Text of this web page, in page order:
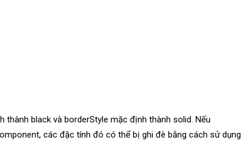
black và borderStyle mặc định thành solid. Nếu
các đặc tính đó có thể bị ghi đè bằng cách sử dụng